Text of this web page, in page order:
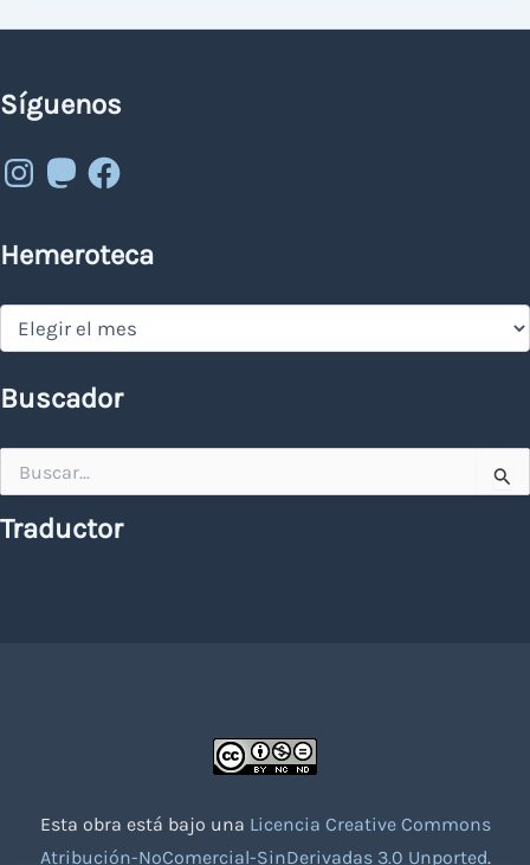
Síguenos
Instagram
MastodonFacebook
Hemeroteca
Hemeroteca
Buscador
por:
Traductor
Esta obra está bajo una Licencia Creative Commons
Atribución-NoComercial-SinDerivadas 3.0 Unported.